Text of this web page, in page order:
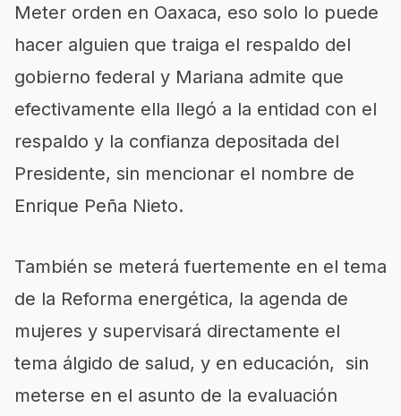
Meter orden en Oaxaca, eso solo lo puede
hacer alguien que traiga el respaldo del
gobierno federal y Mariana admite que
efectivamente ella llegó a la entidad con el
respaldo y la confianza depositada del
Presidente, sin mencionar el nombre de
Enrique Peña Nieto.
También se meterá fuertemente en el tema
de la Reforma energética, la agenda de
mujeres y supervisará directamente el
tema álgido de salud, y en educación, sin
meterse en el asunto de la evaluación